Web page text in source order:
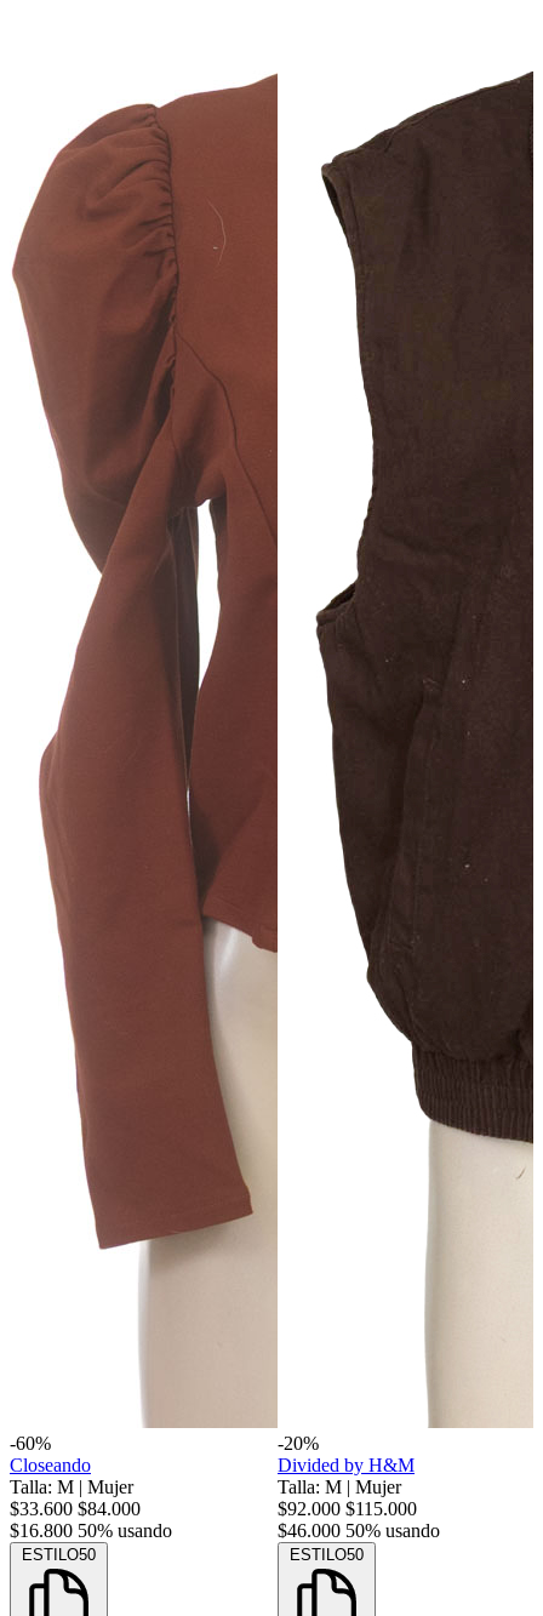
-60%
Closeando
Talla: M | Mujer
$33.600 $84.000
$16.800 50% usando
ESTILO50
-20%
Divided by H&M
Talla: M | Mujer
$92.000 $115.000
$46.000 50% usando
ESTILO50